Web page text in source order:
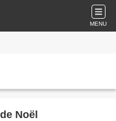
MENU
Noël